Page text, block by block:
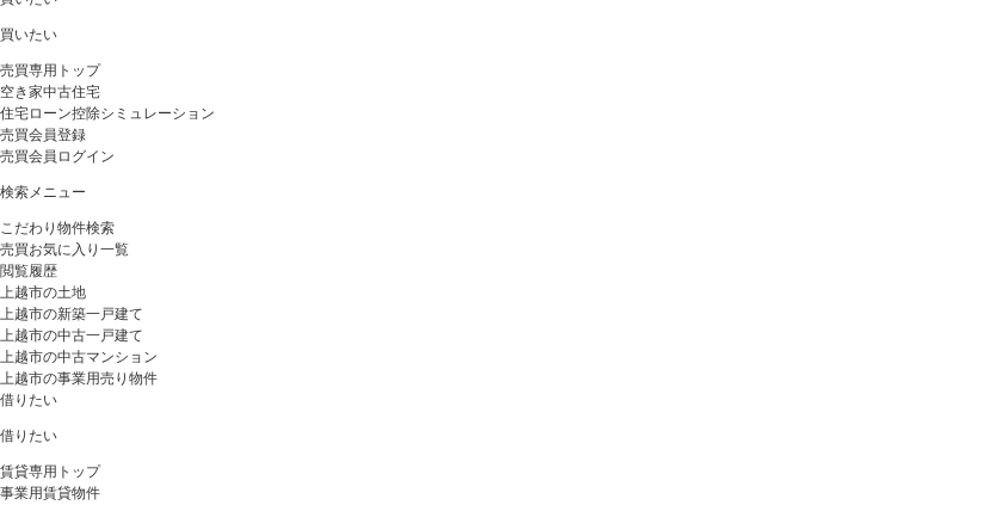
買いたい
売買専用トップ
空き家中古住宅
住宅ローン控除シミュレーション
売買会員登録
売買会員ログイン
検索メニュー
こだわり物件検索
売買お気に入り一覧
閲覧履歴
上越市の土地
上越市の新築一戸建て
上越市の中古一戸建て
上越市の中古マンション
上越市の事業用売り物件
借りたい
借りたい
賃貸専用トップ
事業用賃貸物件